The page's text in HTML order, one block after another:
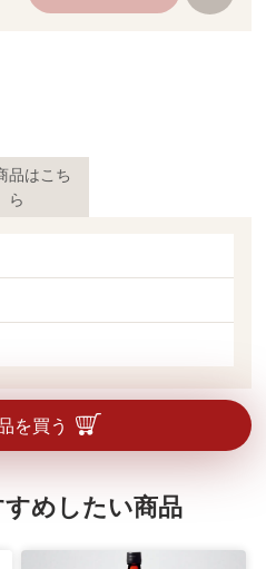
品はこち
ら
を買う
めしたい商品